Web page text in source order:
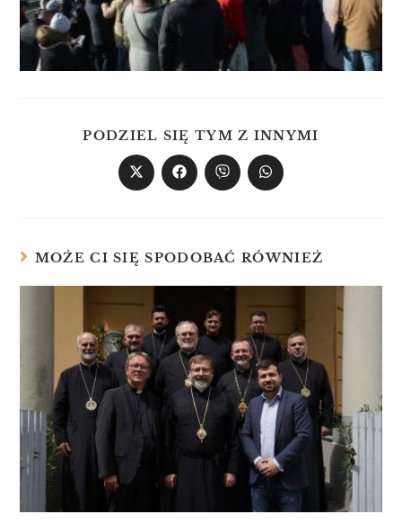
PODZIEL SIĘ TYM Z INNYMI
MOŻE CI SIĘ SPODOBAĆ RÓWNIEŻ